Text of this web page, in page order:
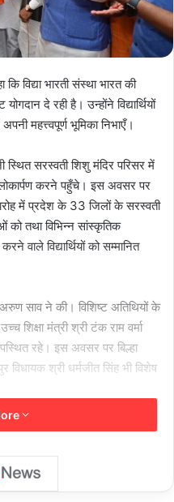
विद्या भारती संस्था भारत की
दे रही है। उन्होंने विद्यार्थियों
महत्त्वपूर्ण भूमिका निभाएँ।
सरस्वती शिशु मंदिर परिसर में
लोकार्पण करने पहुँचे। इस अवसर पर
में प्रदेश के 33 जिलों के सरस्वती
को तथा विभिन्न सांस्कृतिक
वाले विद्यार्थियों को सम्मानित
साव ने की। विशिष्ट अतिथियों के
शिक्षा मंत्री श्री टंक राम वर्मा
रहे। इस अवसर पर बिल्हा
श्री धर्मजीत सिंह भी विशेष
ने सरस्वती स्कूल परिसर, कोनी